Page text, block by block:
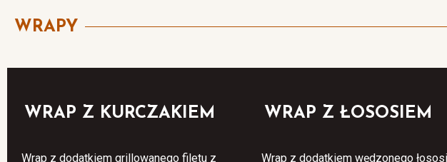
WRAPY
WRAP Z KURCZAKIEM
Wrap z dodatkiem grillowanego filetu z
WRAP Z ŁOSOSIEM
Wrap z dodatkiem wędzonego